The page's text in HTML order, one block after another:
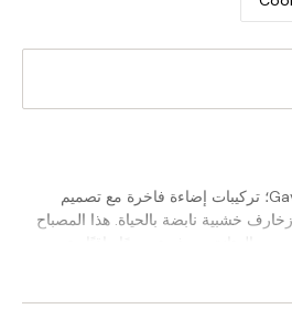
نقدم لك المصباح المتدلي Gavel؛ تركيبات إضاءة فاخرة مع تصميم
خشبية نابضة بالحياة. هذا المصباح